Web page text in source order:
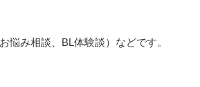
悩み相談、BL体験談）などです。